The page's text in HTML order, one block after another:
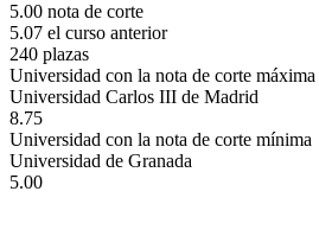
5.00 nota de corte
5.07 el curso anterior
240 plazas
Universidad con la nota de corte máxima
Universidad Carlos III de Madrid
8.75
Universidad con la nota de corte mínima
Universidad de Granada
5.00